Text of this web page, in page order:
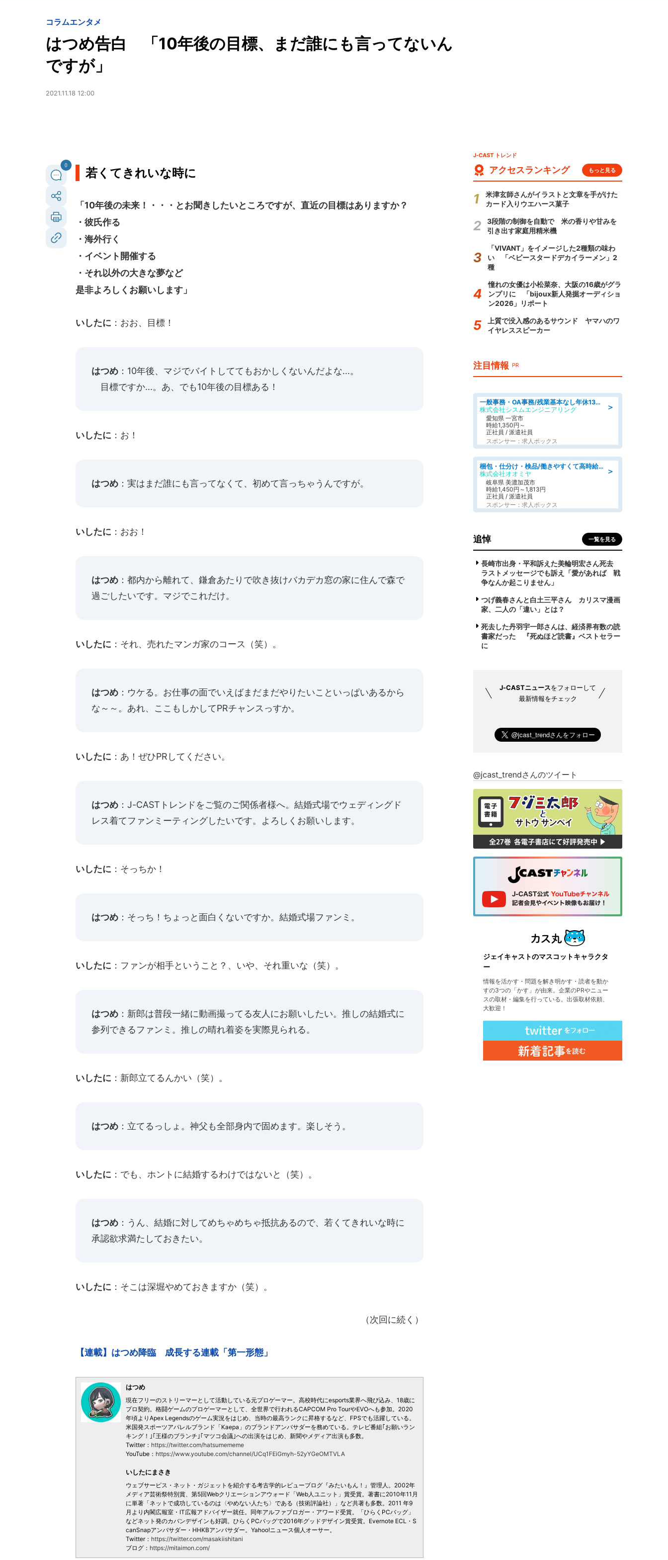
コラムエンタメ
はつめ告白 「10年後の目標、まだ誰にも言ってないん
ですが」
2021.11.18 12:00
0
若くてきれいな時に
「10年後の未来！・・・とお聞きしたいところですが、直近の目標はありますか？
・彼氏作る
・海外行く
・イベント開催する
・それ以外の大きな夢など
是非よろしくお願いします」
いしたに ：おお、目標！
はつめ ：10年後、マジでバイトしててもおかしくないんだよな...。
目標ですか...。あ、でも10年後の目標ある！
いしたに ：お！
はつめ ：実はまだ誰にも言ってなくて、初めて言っちゃうんですが。
いしたに ：おお！
はつめ ：都内から離れて、鎌倉あたりで吹き抜けバカデカ窓の家に住んで森で
過ごしたいです。マジでこれだけ。
いしたに ：それ、売れたマンガ家のコース（笑）。
はつめ ：ウケる。お仕事の面でいえばまだまだやりたいこといっぱいあるから
な～～。あれ、ここもしかしてPRチャンスっすか。
いしたに ：あ！ぜひPRしてください。
はつめ ：J-CASTトレンドをご覧のご関係者様へ。結婚式場でウェディングド
レス着てファンミーティングしたいです。よろしくお願いします。
いしたに ：そっちか！
はつめ ：そっち！ちょっと面白くないですか。結婚式場ファンミ。
いしたに ：ファンが相手ということ？、いや、それ重いな（笑）。
はつめ ：新郎は普段一緒に動画撮ってる友人にお願いしたい。推しの結婚式に
参列できるファンミ。推しの晴れ着姿を実際見られる。
いしたに ：新郎立てるんかい（笑）。
はつめ ：立てるっしょ。神父も全部身内で固めます。楽しそう。
いしたに ：でも、ホントに結婚するわけではないと（笑）。
はつめ ：うん、結婚に対してめちゃめちゃ抵抗あるので、若くてきれいな時に
承認欲求満たしておきたい。
いしたに ：そこは深堀やめておきますか（笑）。
（次回に続く）
【連載】はつめ降臨 成長する連載「第一形態」
はつめ
現在フリーのストリーマーとして活動している元プロゲーマー。高校時代にesports業界へ飛び込み、18歳に
プロ契約。格闘ゲームのプロゲーマーとして、全世界で行われるCAPCOM Pro TourやEVOへも参加。2020
年頃よりApex Legendsのゲーム実況をはじめ、当時の最高ランクに昇格するなど、FPSでも活躍している。
米国発スポーツアパレルブランド「Kaepa」のブランドアンバサダーを務めている。テレビ番組｢お願いラン
キング！｣｢王様のブランチ｣｢マツコ会議｣への出演をはじめ、新聞やメディア出演も多数。
Twitter： https://twitter.com/hatsumememe
YouTube： https://www.youtube.com/channel/UCq1FEiGmyh-52yYGeOMTVLA
いしたにまさき
ウェブサービス・ネット・ガジェットを紹介する考古学的レビューブログ『みたいもん！』管理人。2002年
メディア芸術祭特別賞、第5回Webクリエーションアウォード「Web人ユニット」賞受賞。著書に2010年11月
に単著「ネットで成功しているのは〈やめない人たち〉である（技術評論社）」など共著も多数。2011 年9
月より内閣広報室・IT広報アドバイザー就任。同年アルファブロガー・アワード受賞。「ひらくPCバッグ」
などネット発のカバンデザインも好調。ひらくPCバッグで2016年グッドデザイン賞受賞。Evernote ECL・S
canSnapアンバサダー・HHKBアンバサダー。Yahoo!ニュース個人オーサー。
Twitter： https://twitter.com/masakiishitani
ブログ： https://mitaimon.com/
J-CAST トレンド
アクセスランキング もっと見る
米津玄師さんがイラストと文章を手がけた
カード入りウエハース菓子
3段階の制御を自動で 米の香りや甘みを
引き出す家庭用精米機
「VIVANT」をイメージした2種類の味わ
い 「ベビースタードデカイラーメン」2
種
憧れの女優は小松菜奈、大阪の16歳がグラ
ンプリに 「bijoux新人発掘オーディショ
ン2026」リポート
上質で没入感のあるサウンド ヤマハのワ
イヤレススピーカー
注目情報 PR
＞
一般事務・OA事務/残業基本なし年休130日社保完備の一般・調達事務
株式会社シスムエンジニアリング
愛知県 一宮市
時給1,350円～
正社員 / 派遣社員
スポンサー：求人ボックス
＞
梱包・仕分け・検品/働きやすくて高時給の仕分け作業長期休暇充実/残業なし
株式会社オオミヤ
岐阜県 美濃加茂市
時給1,450円～1,813円
正社員 / 派遣社員
スポンサー：求人ボックス
追悼 一覧を見る
長崎市出身・平和訴えた美輪明宏さん死去
ラストメッセージでも訴え「愛があれば 戦
争なんか起こりません」
つげ義春さんと白土三平さん カリスマ漫画
家、二人の「違い」とは？
死去した丹羽宇一郎さんは、経済界有数の読
書家だった 『死ぬほど読書』ベストセラー
に
J-CASTニュースをフォローして
最新情報をチェック
@jcast_trendさんのツイート
ジェイキャストのマスコットキャラクタ
ー
情報を活かす・問題を解き明かす・読者を動か
すの3つの「かす」が由来。企業のPRやニュー
スの取材・編集を行っている。出張取材依頼、
大歓迎！